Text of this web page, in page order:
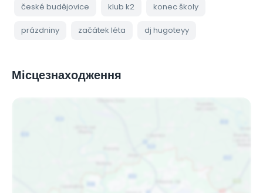
české budějovice klub k2 konec školy
prázdniny začátek léta dj hugoteyy
Місцезнаходження